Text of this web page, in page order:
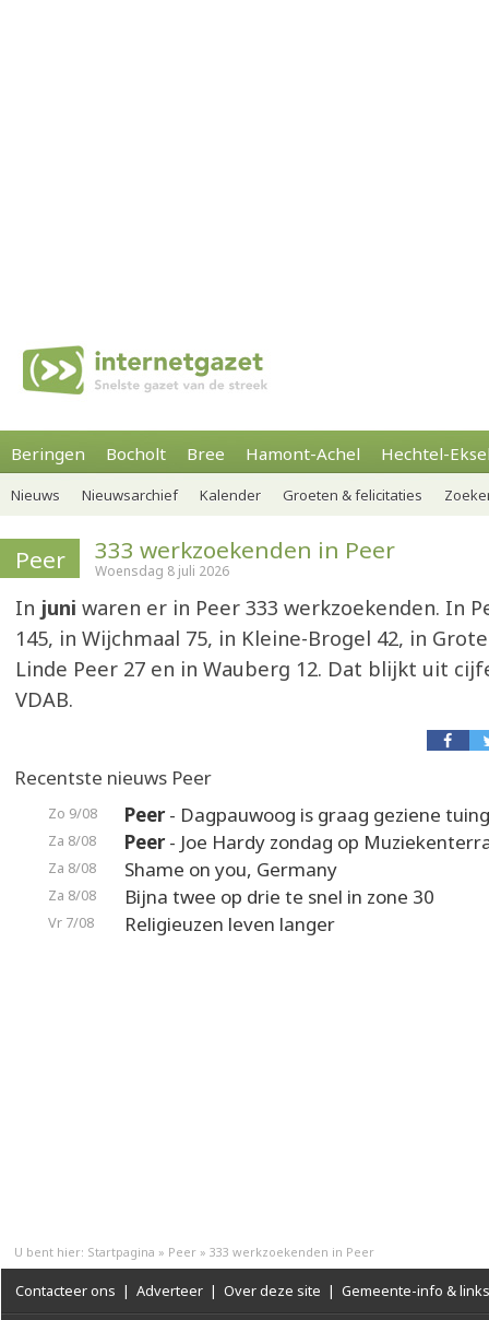
Beringen Bocholt Bree Hamont-Achel Hechtel-
Nieuws Nieuwsarchief Kalender Groeten & felicitaties
Peer 333 werkzoekenden in Peer
Woensdag 8 juli 2026
In juni waren er in Peer 333 werkzoekenden. In
145, in Wijchmaal 75, in Kleine-Brogel 42, in
Linde Peer 27 en in Wauberg 12. Dat blijkt uit
VDAB.
Recentste nieuws Peer
Zo 9/08 Peer- Dagpauwoog is graag geziene
Za 8/08 Peer- Joe Hardy zondag op
Za 8/08 Shame on you, Germany
Za 8/08 Bijna twee op drie te snel in zone 30
Vr 7/08 Religieuzen leven langer
U bent hier: Startpagina » Peer » 333 werkzoekenden in Peer
Contacteer ons | Adverteer | Over deze site | Gemeente-info & links